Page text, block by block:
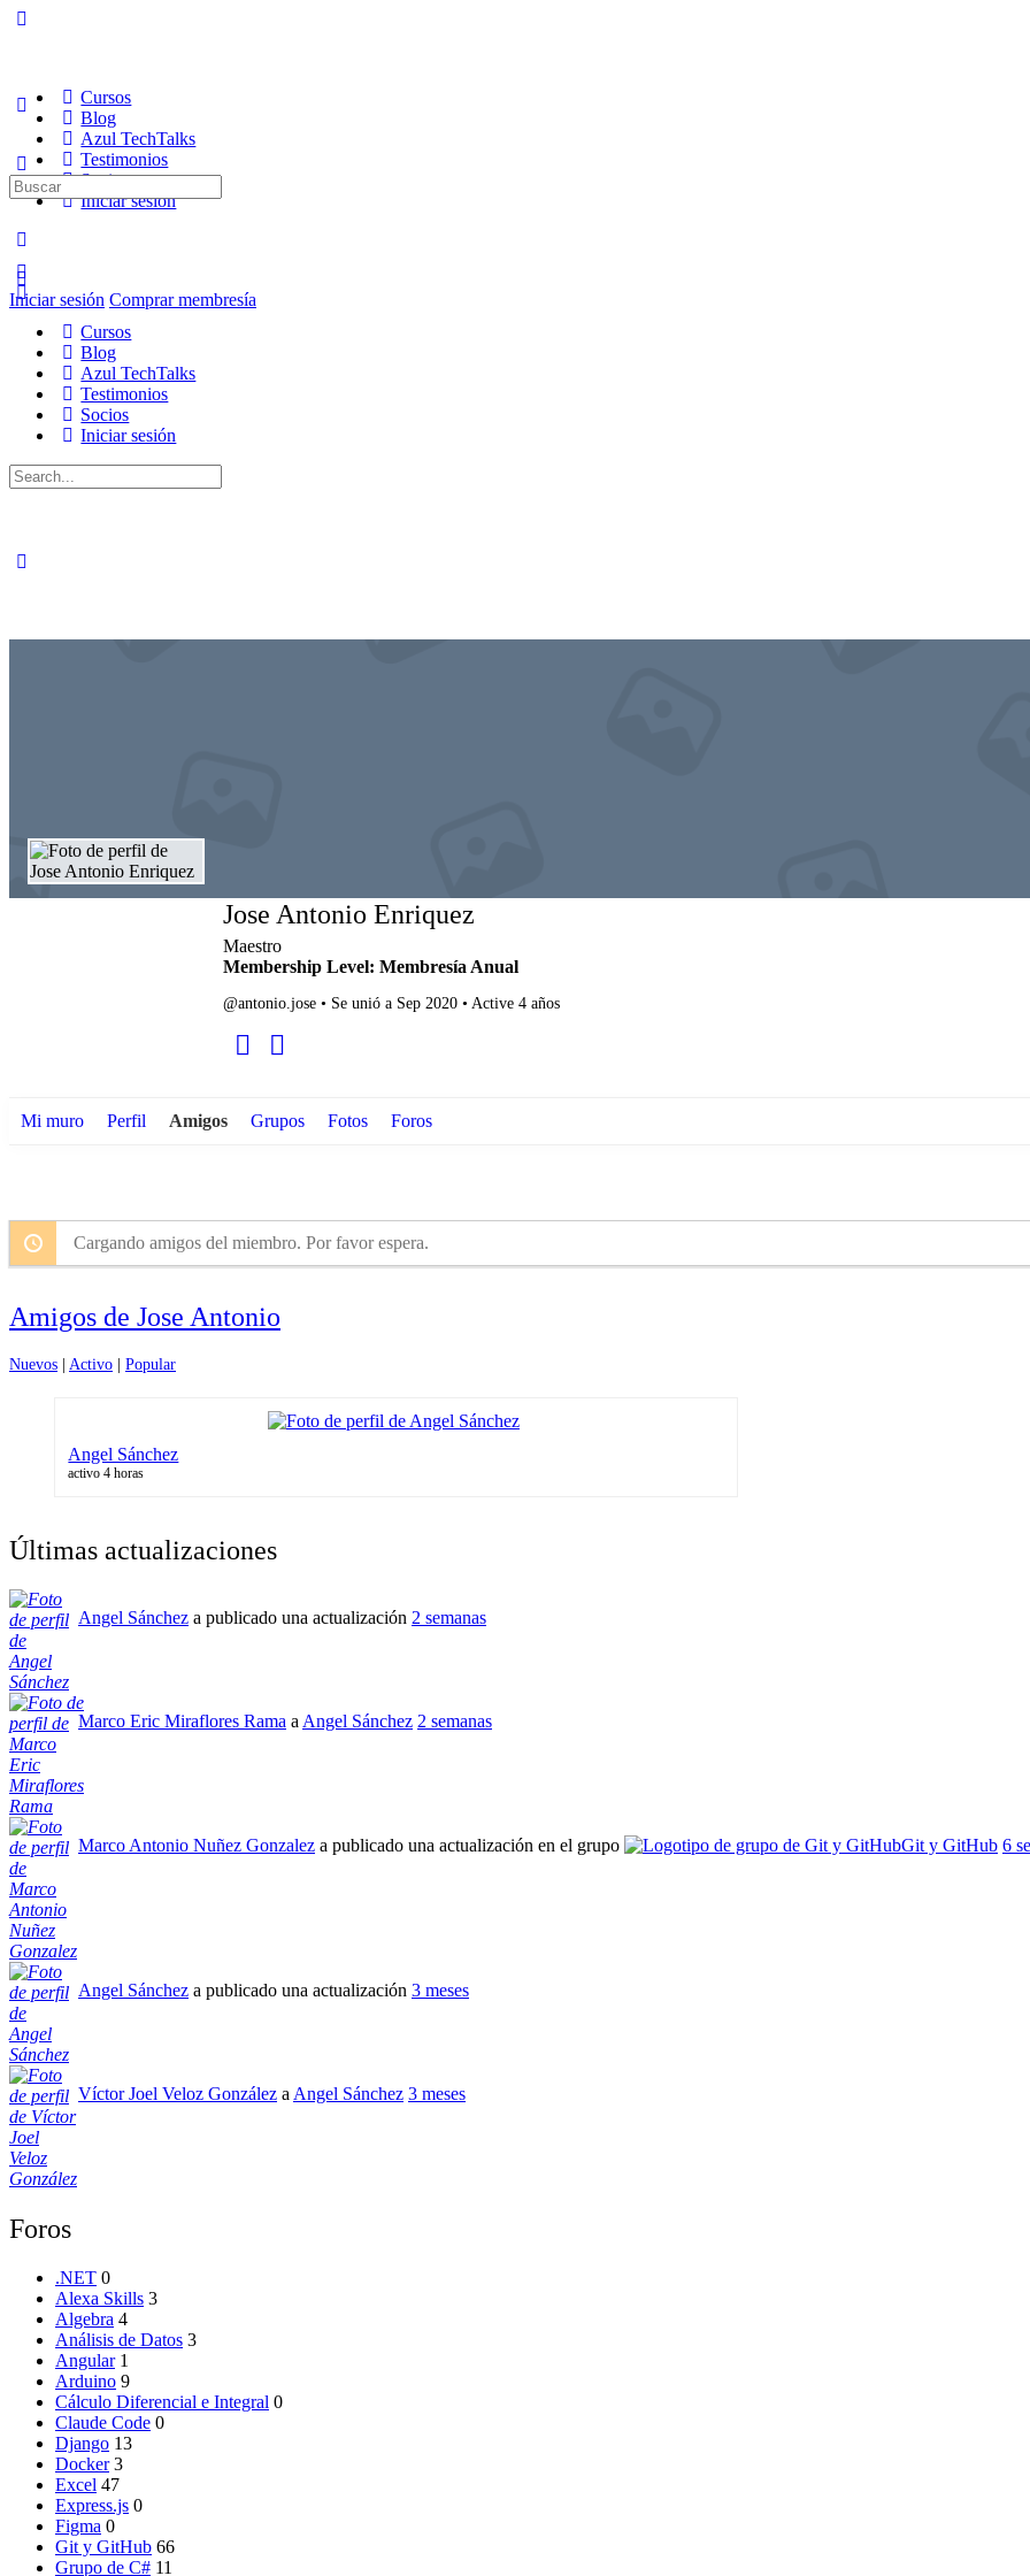
Cursos
Blog
Azul TechTalks
Testimonios
Socios
Iniciar sesión
Iniciar sesión Comprar membresía
Buscar:
Cursos
Blog
Azul TechTalks
Testimonios
Socios
Iniciar sesión
Buscar:
Jose Antonio Enriquez
Maestro
Membership Level: Membresía Anual
@antonio.jose • Se unió a Sep 2020 • Active 4 años
Mi muro Perfil Amigos Grupos Fotos Foros
Cargando amigos del miembro. Por favor espera.
Amigos de Jose Antonio
Nuevos Activo Popular
Angel Sánchez
activo 4 horas
Últimas actualizaciones
Angel Sánchez a publicado una actualización 2 semanas
Marco Eric Miraflores Rama a Angel Sánchez 2 semanas
Marco Antonio Nuñez Gonzalez a publicado una actualización en el grupo Git y GitHub 6
Angel Sánchez a publicado una actualización 3 meses
Víctor Joel Veloz González a Angel Sánchez 3 meses
Foros
.NET 0
Alexa Skills 3
Algebra 4
Análisis de Datos 3
Angular 1
Arduino 9
Cálculo Diferencial e Integral 0
Claude Code 0
Django 13
Docker 3
Excel 47
Express.js 0
Figma 0
Git y GitHub 66
Grupo de C# 11